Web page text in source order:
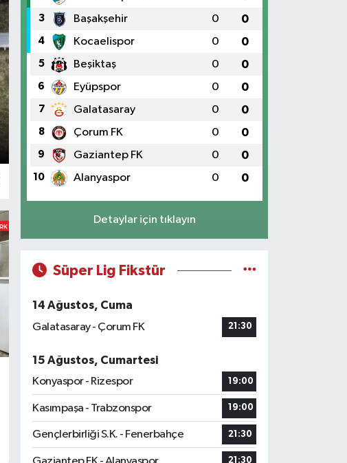
Trump'ın Zelenski Yaklaşımında
3 Başakşehir 0 0
4 Kocaelispor 0 0
5 Beşiktaş 0 0
6 Eyüpspor 0 0
7 Galatasaray 0 0
8 Çorum FK 0 0
9 Gaziantep FK 0 0
10 Alanyaspor 0 0
Detaylar için tıklayın
Süper Lig Fikstür
14 Ağustos, Cuma
Galatasaray - Çorum FK
21:30
15 Ağustos, Cumartesi
Konyaspor - Rizespor
19:00
Kasımpaşa - Trabzonspor 19:00
Gençlerbirliği S.K. - Fenerbahçe 21:30
21:30